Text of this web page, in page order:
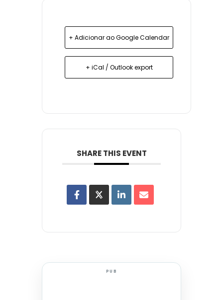
+ Adicionar ao Google Calendar
+ iCal / Outlook export
SHARE THIS EVENT
PUB